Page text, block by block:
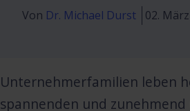
Von Dr. Michael Durst 02.
Unternehmerfamilien leben
spannenden und